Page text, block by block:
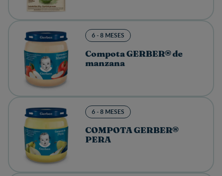
6 - 8 MESES
Compota GERBER® de
manzana
6 - 8 MESES
COMPOTA GERBER®
PERA